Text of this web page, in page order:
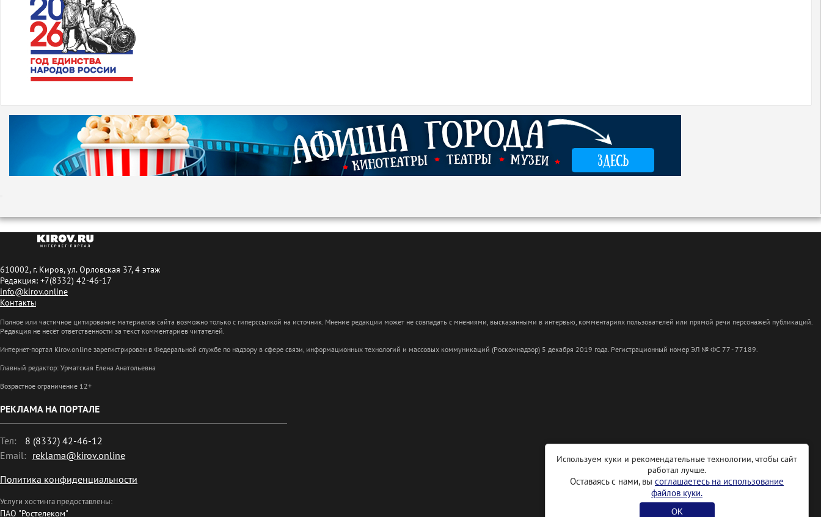
610002, г. Киров, ул. Орловская 37, 4 этаж
Редакция: +7(8332) 42-46-17
info@kirov.online
Контакты
Полное или частичное цитирование материалов сайта возможно только с гиперссылкой на источник. Мнение редакции может не совпадать с мнениями, высказанными в интервью, комментариях пользователей или прямой речи персонажей публикаций.
Редакция не несёт ответственности за текст комментариев читателей.
Интернет-портал Kirov.online зарегистрирован в Федеральной службе по надзору в сфере связи, информационных технологий и массовых коммуникаций (Роскомнадзор) 5 декабря 2019 года. Регистрационный номер ЭЛ № ФС 77 - 77189.
Главный редактор: Урматская Елена Анатольевна
Возрастное ограничение 12+
РЕКЛАМА НА ПОРТАЛЕ
Тел:
8 (8332) 42-46-12
Email: reklama@kirov.online
Политика конфиденциальности
Услуги хостинга предоставлены:
ПАО "Ростелеком"
Используем куки и рекомендательные технологии, чтобы сайт
работал лучше.
Оставаясь с нами, вы соглашаетесь на использование
файлов куки.
OK